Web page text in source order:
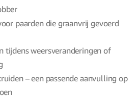
paarden die graanvrij gevoerd
tijdens weersveranderingen of
– een passende aanvulling op